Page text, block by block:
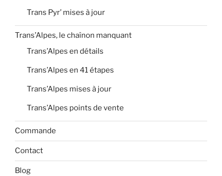
Trans Pyr’ mises à jour
Trans’Alpes, le chaînon manquant
Trans’Alpes en détails
Trans’Alpes en 41 étapes
Trans’Alpes mises à jour
Trans’Alpes points de vente
Commande
Contact
Blog